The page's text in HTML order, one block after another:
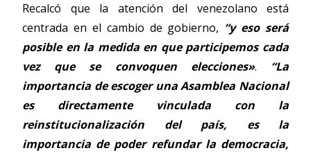
Recalcó que la atención del venezolano está
centrada en el cambio de gobierno, “y eso será
posible en la medida en que participemos cada
vez que se convoquen elecciones». “La
importancia de escoger una Asamblea Nacional
es directamente vinculada con la
reinstitucionalización del país, es la
importancia de poder refundar la democracia,